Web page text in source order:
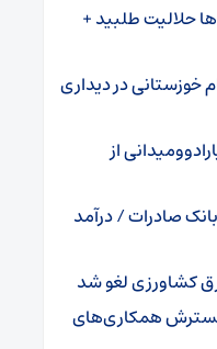
حلالیت طلبید +
خوزستانی در دیداری
از
صادرات / درآمد
کشاورزی لغو شد
گسترش همکاری‌های